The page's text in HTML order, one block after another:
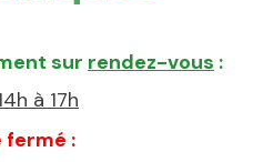
sur rendez-vous :
à 17h
fermé :